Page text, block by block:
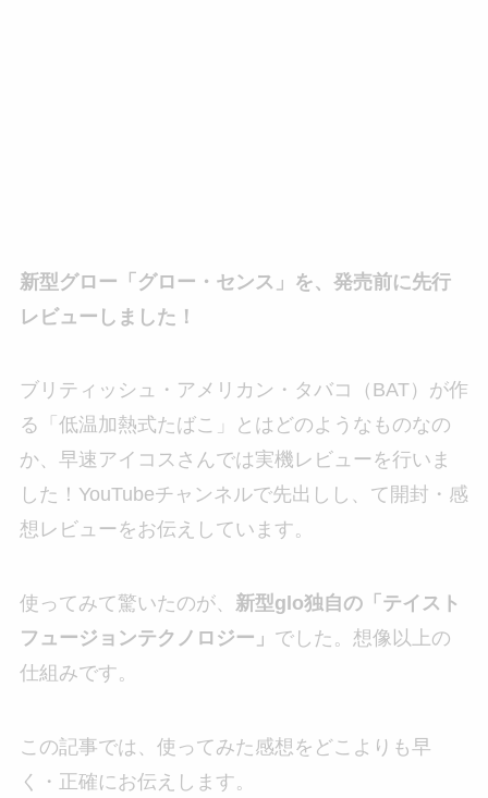
新型グロー「グロー・センス」を、発売前に先行
レビューしました！
ブリティッシュ・アメリカン・タバコ（BAT）が作
る「低温加熱式たばこ」とはどのようなものなの
か、早速アイコスさんでは実機レビューを行いま
した！YouTubeチャンネルで先出しし、て開封・感
想レビューをお伝えしています。
使ってみて驚いたのが、 新型glo独自の「テイスト
フュージョンテクノロジー」 でした。想像以上の
仕組みです。
この記事では、使ってみた感想をどこよりも早
く・正確にお伝えします。